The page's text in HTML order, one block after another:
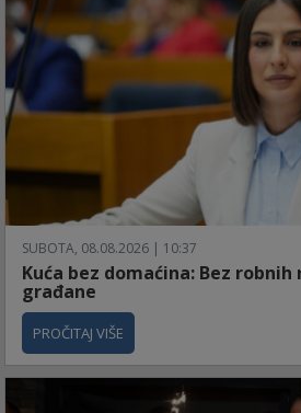
SUBOTA, 08.08.2026 | 10:37
Kuća bez domaćina: Bez
građane
PROČITAJ VIŠE